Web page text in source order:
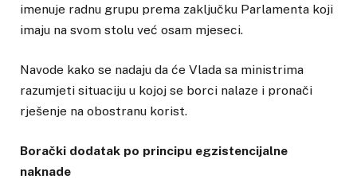
imenuje radnu grupu prema zaključku Parlamenta koji
imaju na svom stolu već osam mjeseci.
Navode kako se nadaju da će Vlada sa ministrima
razumjeti situaciju u kojoj se borci nalaze i pronači
rješenje na obostranu korist.
Borački dodatak po principu egzistencijalne
naknade